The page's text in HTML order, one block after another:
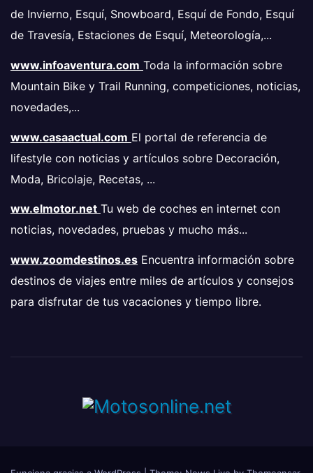
de Invierno, Esquí, Snowboard, Esquí de Fondo, Esquí
de Travesía, Estaciones de Esquí, Meteorología,...
www.infoaventura.com Toda la información sobre
Mountain Bike y Trail Running, competiciones, noticias,
novedades,...
www.casaactual.com El portal de referencia de
lifestyle con noticias y artículos sobre Decoración,
Moda, Bricolaje, Recetas, ...
ww.elmotor.net Tu web de coches en internet con
noticias, novedades, pruebas y mucho más...
www.zoomdestinos.es Encuentra información sobre
destinos de viajes entre miles de artículos y consejos
para disfrutar de tus vacaciones y tiempo libre.